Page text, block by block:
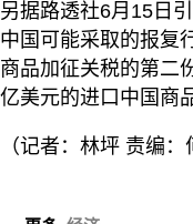
另据路透社6月15日
中国可能采取的报复
商品加征关税的第二
亿美元的进口中国商
（记者：林坪 责编